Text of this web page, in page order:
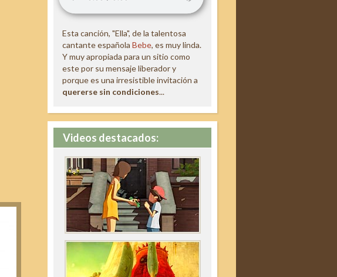
Esta canción, "Ella", de la talentosa
cantante española Bebe, es muy linda.
Y muy apropiada para un sitio como
este por su mensaje liberador y
porque es una irresistible invitación a
quererse sin condiciones...
Videos destacados: